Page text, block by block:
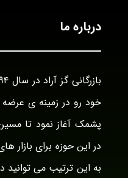
درباره ما
پشمک آغاز نمود تا
در این حوزه برای بازار
به این ترتیب می توانید